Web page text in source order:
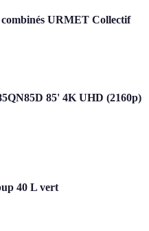
URMET Collectif
85' 4K UHD (2160p)
40 L vert